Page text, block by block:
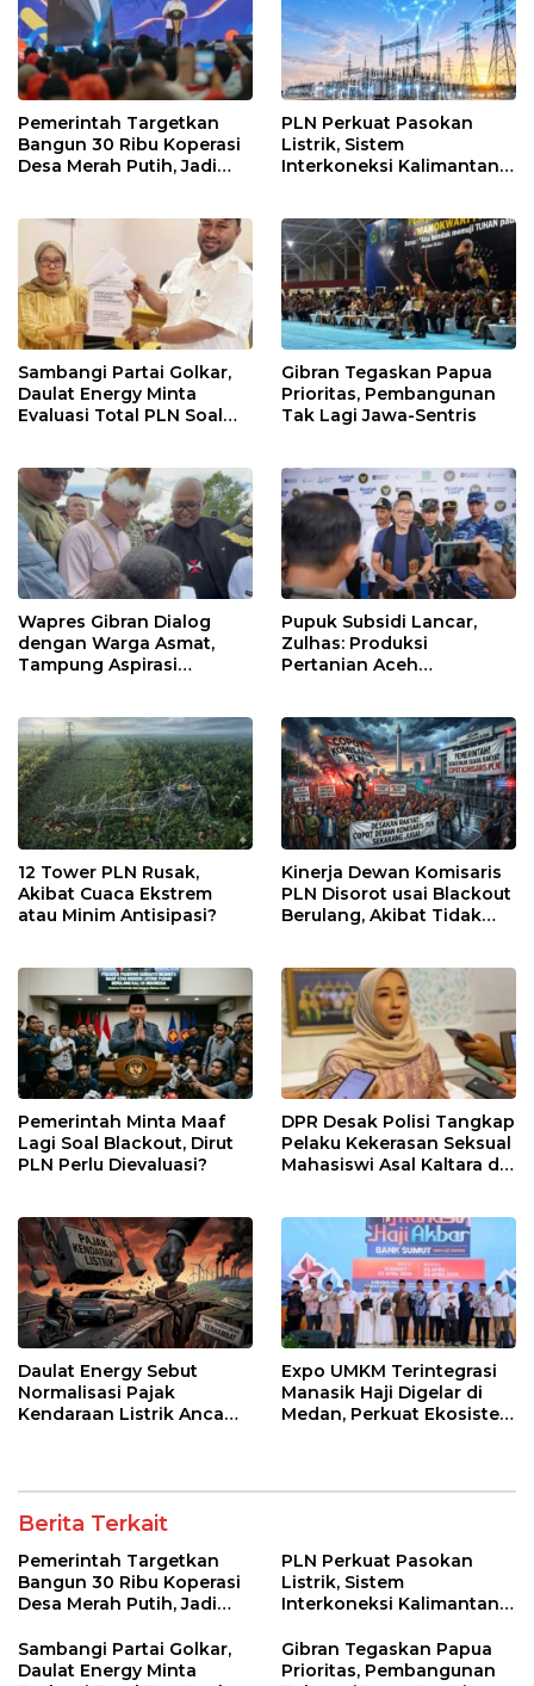
Pemerintah Targetkan
Bangun 30 Ribu Koperasi
Desa Merah Putih, Jadi
Desa
PLN Perkuat Pasokan
Listrik, Sistem
Interkoneksi Kalimantan
Sambangi Partai Golkar,
Daulat Energy Minta
Evaluasi Total PLN Soal
Gibran Tegaskan Papua
Prioritas, Pembangunan
Tak Lagi Jawa-Sentris
Wapres Gibran Dialog
dengan Warga Asmat,
Tampung Aspirasi
Pupuk Subsidi Lancar,
Zulhas: Produksi
Pertanian Aceh
12 Tower PLN Rusak,
Akibat Cuaca Ekstrem
atau Minim Antisipasi?
Kinerja Dewan Komisaris
PLN Disorot usai Blackout
Berulang, Akibat Tidak
Pemerintah Minta Maaf
Lagi Soal Blackout, Dirut
PLN Perlu Dievaluasi?
DPR Desak Polisi Tangkap
Pelaku Kekerasan Seksual
Mahasiswi Asal Kaltara di
Daulat Energy Sebut
Normalisasi Pajak
Kendaraan Listrik Ancam
Expo UMKM Terintegrasi
Manasik Haji Digelar di
Medan, Perkuat Ekosistem
Berita Terkait
Pemerintah Targetkan
Bangun 30 Ribu Koperasi
Desa Merah Putih, Jadi
dan Penggerak Ekonomi
Desa
PLN Perkuat Pasokan
Listrik, Sistem
Interkoneksi Kalimantan
Sambangi Partai Golkar,
Daulat Energy Minta
Gibran Tegaskan Papua
Prioritas, Pembangunan